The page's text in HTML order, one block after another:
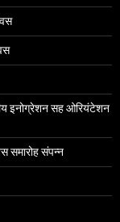
इनोग्रेशन सह ओरियंटेशन
समारोह संपन्न